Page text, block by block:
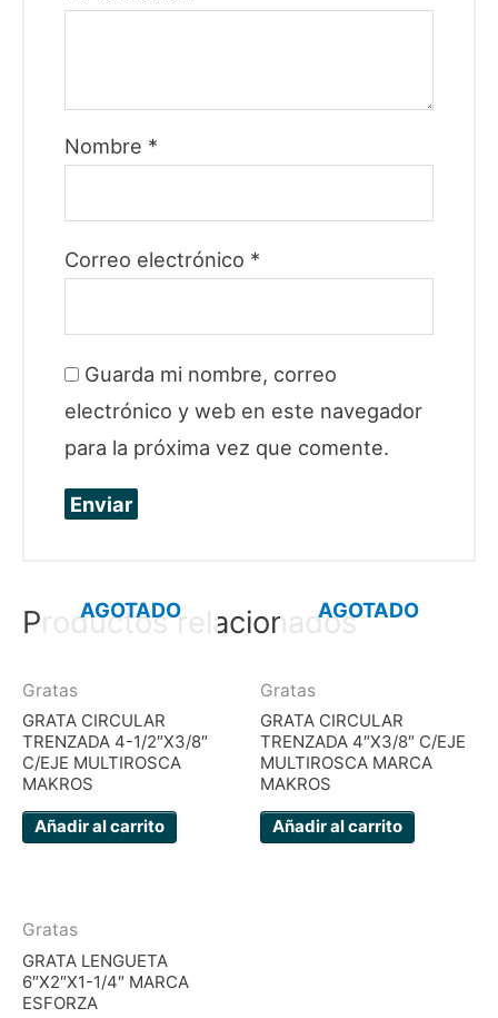
Nombre *
Correo electrónico *
Guarda mi nombre, correo
electrónico y web en este navegador
para la próxima vez que comente.
Productos relacionados
AGOTADO
Gratas
GRATA CIRCULAR
TRENZADA 4-1/2″X3/8″
C/EJE MULTIROSCA
MAKROS
Añadir al carrito
AGOTADO
Gratas
GRATA CIRCULAR
TRENZADA 4″X3/8″ C/EJE
MULTIROSCA MARCA
MAKROS
Añadir al carrito
Gratas
GRATA LENGUETA
6″X2″X1-1/4″ MARCA
ESFORZA